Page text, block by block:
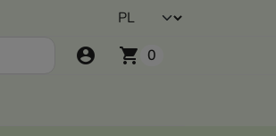
account_circle shopping_cart 0